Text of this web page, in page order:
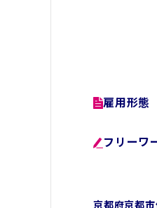
雇用形態
フリーワ
京都府京都